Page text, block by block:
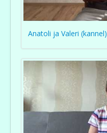
Anatoli ja Valeri (kannel)